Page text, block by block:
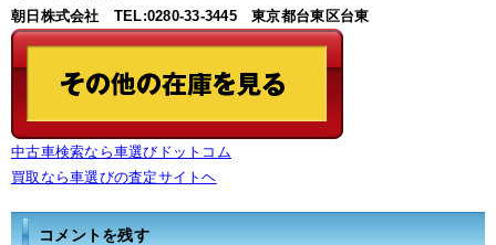
朝日株式会社 TEL:0280-33-3445 東京都台東区台東
中古車検索なら車選びドットコム
買取なら車選びの査定サイトヘ
コメントを残す